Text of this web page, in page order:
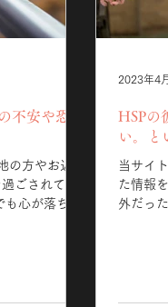
不安や恐怖
の方やお近く
ごされてい
心が落ちつ
HSPの
い。
当サイ
た情報
外だっ
2023年4